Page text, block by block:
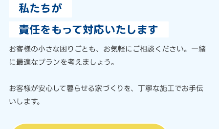
私たちが
責任をもって対応いたします
お客様の小さな困りごとも、 お気軽にご相談ください。 一緒
に最適なプランを考えましょう。
お客様が安心して暮らせる家づくりを、 丁寧な施工でお手伝
いします。